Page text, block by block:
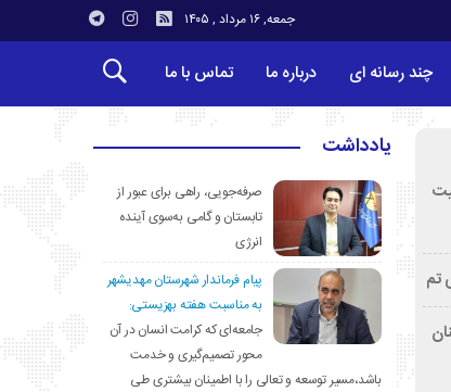
جمعه, ۱۶ مرداد , ۱۴۰۵
چند رسانه ای درباره ما تماس با ما
تم
یادداشت
صرفه‌جویی، راهی برای عبور از
تابستان و گامی به‌سوی آینده
انرژی
پیام فرماندار شهرستان مهدیشهر
به مناسبت هفته بهزیستی:
جامعه‌ای که کرامت انسان در آن
محور تصمیم‌گیری و خدمت
باشد،مسیر توسعه و تعالی را با اطمینان بیشتری طی